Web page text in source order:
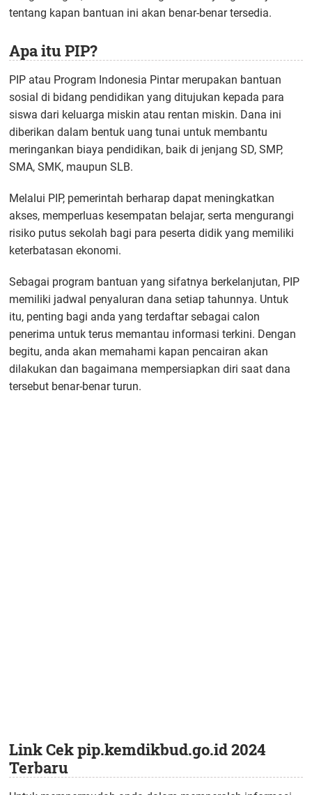
tentang kapan bantuan ini akan benar-benar tersedia.
Apa itu PIP?
PIP atau Program Indonesia Pintar merupakan bantuan
sosial di bidang pendidikan yang ditujukan kepada para
siswa dari keluarga miskin atau rentan miskin. Dana ini
diberikan dalam bentuk uang tunai untuk membantu
meringankan biaya pendidikan, baik di jenjang SD, SMP,
SMA, SMK, maupun SLB.
Melalui PIP, pemerintah berharap dapat meningkatkan
akses, memperluas kesempatan belajar, serta mengurangi
risiko putus sekolah bagi para peserta didik yang memiliki
keterbatasan ekonomi.
Sebagai program bantuan yang sifatnya berkelanjutan, PIP
memiliki jadwal penyaluran dana setiap tahunnya. Untuk
itu, penting bagi anda yang terdaftar sebagai calon
penerima untuk terus memantau informasi terkini. Dengan
begitu, anda akan memahami kapan pencairan akan
dilakukan dan bagaimana mempersiapkan diri saat dana
tersebut benar-benar turun.
Link Cek pip.kemdikbud.go.id 2024
Terbaru